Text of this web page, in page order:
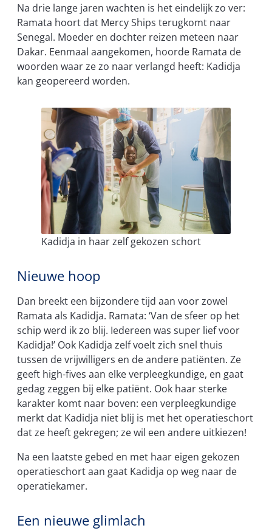
Na drie lange jaren wachten is het eindelijk zo ver:
Ramata hoort dat Mercy Ships terugkomt naar
Senegal. Moeder en dochter reizen meteen naar
Dakar. Eenmaal aangekomen, hoorde Ramata de
woorden waar ze zo naar verlangd heeft: Kadidja
kan geopereerd worden.
Kadidja in haar zelf gekozen schort
Nieuwe hoop
Dan breekt een bijzondere tijd aan voor zowel
Ramata als Kadidja. Ramata: ‘Van de sfeer op het
schip werd ik zo blij. Iedereen was super lief voor
Kadidja!’ Ook Kadidja zelf voelt zich snel thuis
tussen de vrijwilligers en de andere patiënten. Ze
geeft high-fives aan elke verpleegkundige, en gaat
gedag zeggen bij elke patiënt. Ook haar sterke
karakter komt naar boven: een verpleegkundige
merkt dat Kadidja niet blij is met het operatieschort
dat ze heeft gekregen; ze wil een andere uitkiezen!
Na een laatste gebed en met haar eigen gekozen
operatieschort aan gaat Kadidja op weg naar de
operatiekamer.
Een nieuwe glimlach